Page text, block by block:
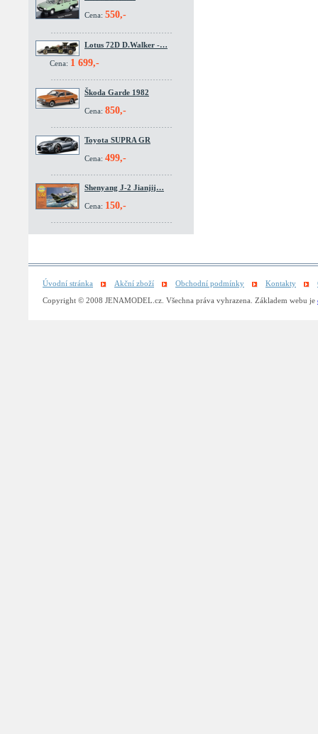
Cena: 550,-
Lotus 72D D.Walker -…
Cena: 1 699,-
Škoda Garde 1982
Cena: 850,-
Toyota SUPRA GR
Cena: 499,-
Shenyang J-2 Jianjij…
Cena: 150,-
Úvodní stránka Akční zboží Obchodní podmínky Kontakty
Copyright © 2008 JENAMODEL.cz. Všechna práva vyhrazena. Základem webu je